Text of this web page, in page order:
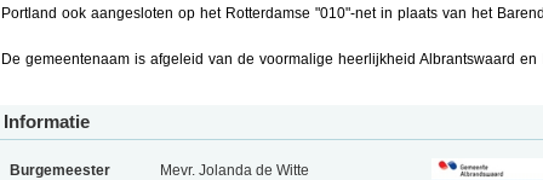
Portland ook aangesloten op het Rotterdamse "010"-net in plaats van het
De gemeentenaam is afgeleid van de voormalige heerlijkheid Albrantswaard en
Informatie
Burgemeester
Mevr. Jolanda de Witte